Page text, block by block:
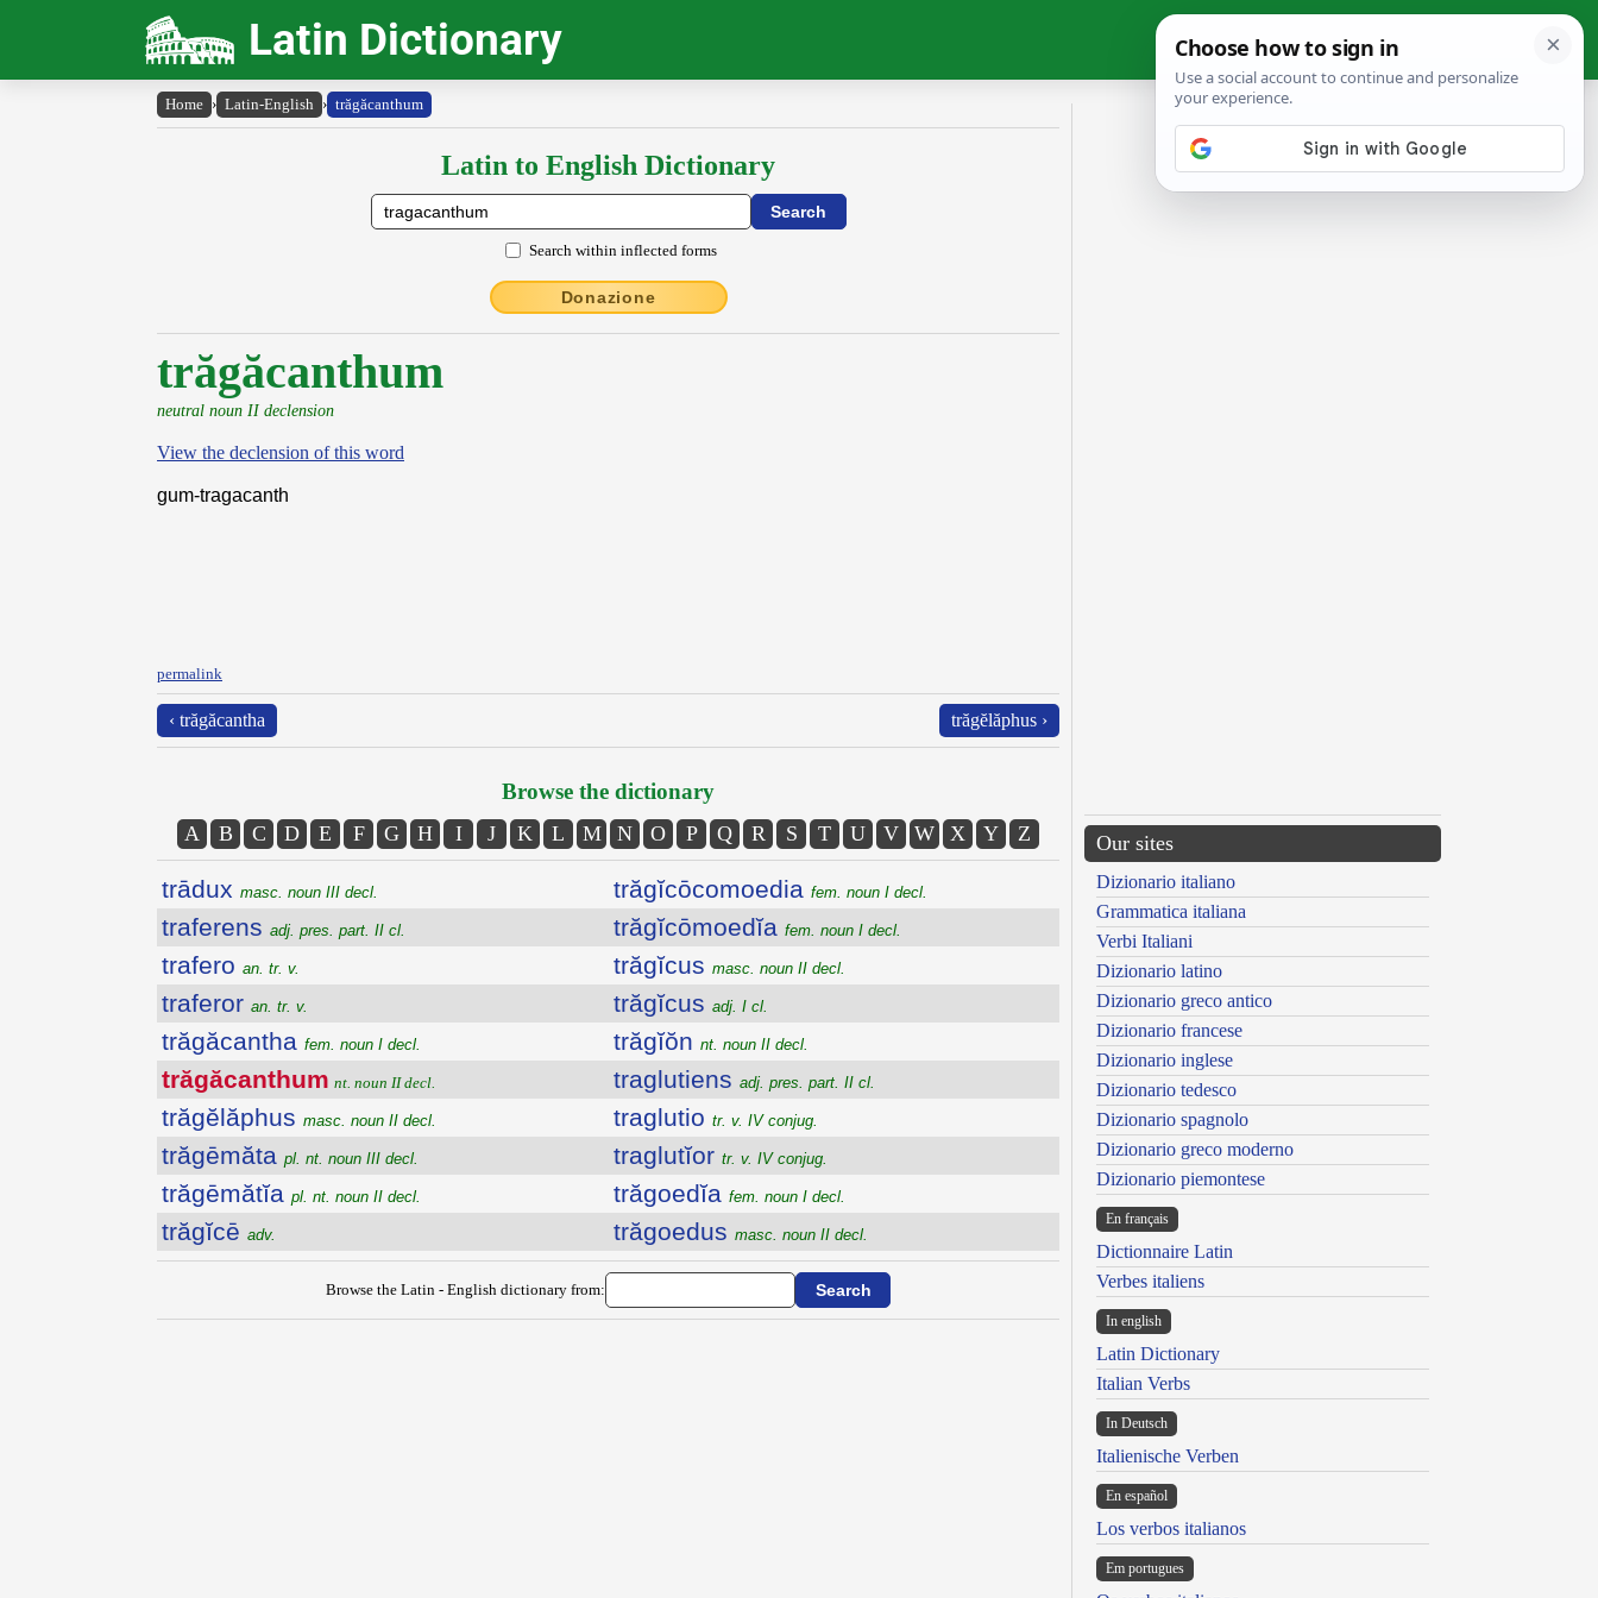
Latin Dictionary
Home › Latin-English › trăgăcanthum
Latin to English Dictionary
Search within inflected forms
Donazione
trăgăcanthum
neutral noun II declension
View the declension of this word
gum-tragacanth
permalink
‹ trăgăcantha trăgĕlăphus ›
Browse the dictionary
A B C D E F G H I J K L M N O P Q R S T U V W X Y Z
trādux masc. noun III decl.
traferens adj. pres. part. II cl.
trafero an. tr. v.
traferor an. tr. v.
trăgăcantha fem. noun I decl.
trăgăcanthum nt. noun II decl.
trăgĕlăphus masc. noun II decl.
trăgēmăta pl. nt. noun III decl.
trăgēmătĭa pl. nt. noun II decl.
trăgĭcē adv.
trăgĭcōcomoedia fem. noun I decl.
trăgĭcōmoedĭa fem. noun I decl.
trăgĭcus masc. noun II decl.
trăgĭcus adj. I cl.
trăgĭŏn nt. noun II decl.
traglutiens adj. pres. part. II cl.
traglutio tr. v. IV conjug.
traglutĭor tr. v. IV conjug.
trăgoedĭa fem. noun I decl.
trăgoedus masc. noun II decl.
Browse the Latin - English dictionary from:
Our sites
Dizionario italiano
Grammatica italiana
Verbi Italiani
Dizionario latino
Dizionario greco antico
Dizionario francese
Dizionario inglese
Dizionario tedesco
Dizionario spagnolo
Dizionario greco moderno
Dizionario piemontese
En français
Dictionnaire Latin
Verbes italiens
In english
Latin Dictionary
Italian Verbs
In Deutsch
Italienische Verben
En español
Los verbos italianos
Em portugues